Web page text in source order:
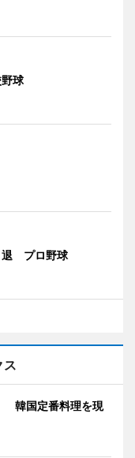
球
退 プロ野球
ス
韓国定番料理を現